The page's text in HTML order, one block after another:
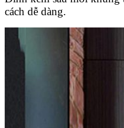
cách dễ dàng.